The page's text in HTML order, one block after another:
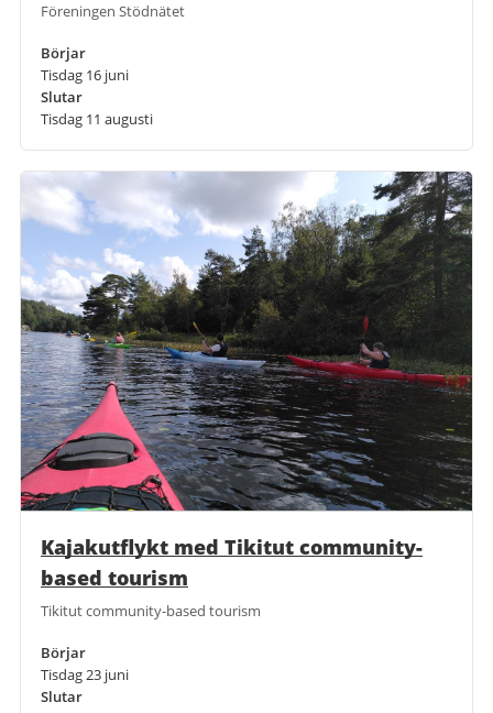
Föreningen Stödnätet
Börjar
Tisdag 16 juni
Slutar
Tisdag 11 augusti
Kajakutflykt med Tikitut community-
based tourism
Tikitut community-based tourism
Börjar
Tisdag 23 juni
Slutar